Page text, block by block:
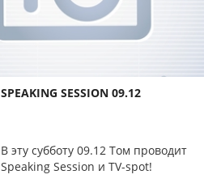
SPEAKING SESSION 09.12
В эту субботу 09.12 Том проводит
Speaking Session и TV-spot!